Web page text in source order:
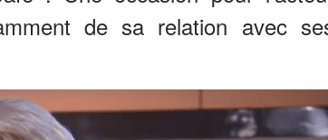
de sa relation avec